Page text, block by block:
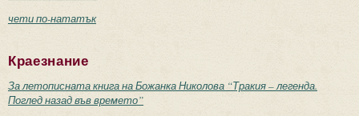
чети по-нататък
Краезнание
За летописната книга на Божанка Николова “Тракия – легенда.
Поглед назад във времето”